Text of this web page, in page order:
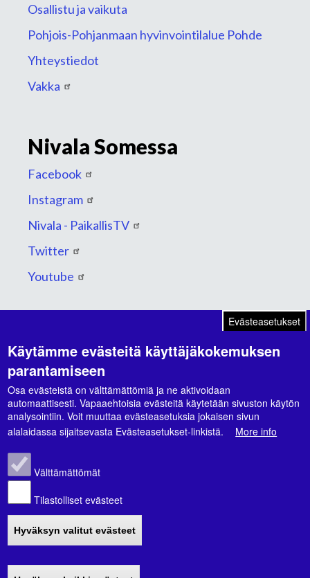
Osallistu ja vaikuta
Pohjois-Pohjanmaan hyvinvointilalue Pohde
Yhteystiedot
Vakka
Nivala Somessa
Facebook
Instagram
Nivala - PaikallisTV
Twitter
Youtube
Suunnitelmat ja ohjelmat
Kaupunkikonsernin strategia 2026-2030
Hyvinvointikertomus 2021-2024
Hyvinvointisuunnitelma 2026-2029
© Nivalan kaupunki |
rekisteriselosteet|
Sivukartta
Evästeasetukset
Käytämme evästeitä käyttäjäkokemuksen
parantamiseen
Osa evästeistä on välttämättömiä ja ne aktivoidaan
automaattisesti. Vapaaehtoisia evästeitä käytetään sivuston käytön
analysointiin. Voit muuttaa evästeasetuksia jokaisen sivun
alalaidassa sijaitsevasta Evästeasetukset-linkistä.
More info
Välttämättömät
Tilastolliset evästeet
Hyväksyn valitut evästeet